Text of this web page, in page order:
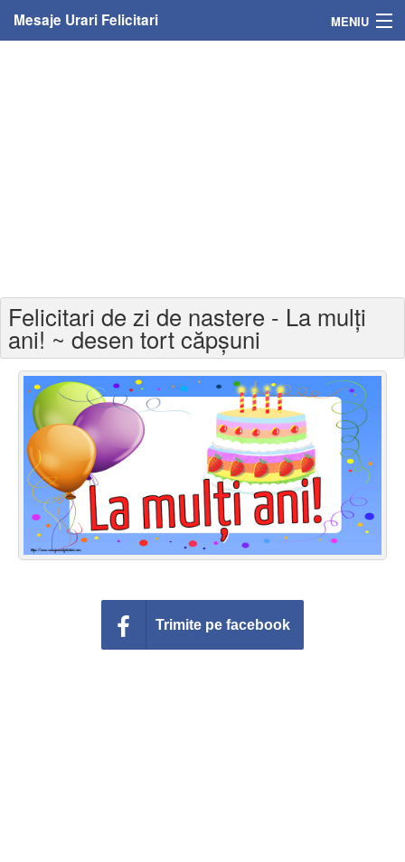
Mesaje Urari Felicitari MENIU
Felicitari varsta
Felicitari zilele anului
Felicitari zile saptamana
Felicitari muzicale
Felicitari muzicale personalizate
Felicitari animate
Conecteaza-te
Felicitari de zi de nastere - La mulți
ani! ~ desen tort căpșuni
Trimite pe facebook